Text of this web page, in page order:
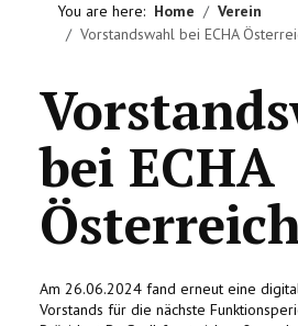
VEREIN
AKTIVITÄTEN
LITERATUREMPFEHLUNGEN
IMPRESSUM
You are here: Home
Verein
Vorstandswahl bei ECHA
bei ECHA
Am 26.06.2024 fand erneut eine
Vorstands für die nächste